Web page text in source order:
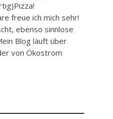
freue ich mich sehr!
ebenso sinnlose
Blog läuft über
von Ökostrom